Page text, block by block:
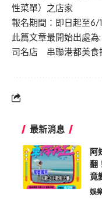
性菜單）之店家
報名期間：即日起至6/
此篇文章最開始出處為:
司名店 串聯港都美食
最新消息
阿
翻
竟
娛